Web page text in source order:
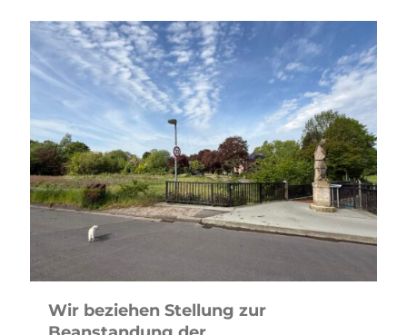
Wir beziehen Stellung zur